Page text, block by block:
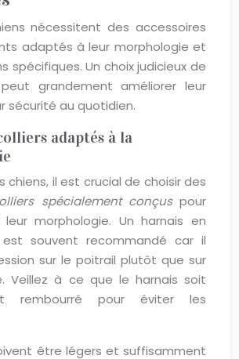
nécessitent des accessoires
adaptés à leur morphologie et
spécifiques. Un choix judicieux de
grandement améliorer leur
sécurité au quotidien.
adaptés à la
chiens, il est crucial de choisir des
spécialement conçuspour
morphologie. Un harnais en
souvent recommandé car il
sur le poitrail plutôt que sur
Veillez à ce que le harnais soit
rembourré pour éviter les
être légers et suffisamment